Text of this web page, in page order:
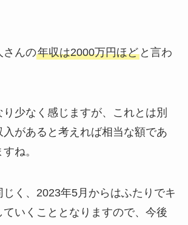
さんの年収は2000万円ほどと言わ
少なく感じますが、これとは別
入があると考えれば相当な額であ
ね。
く、2023年5月からはふたりでキ
ていくこととなりますので、今後